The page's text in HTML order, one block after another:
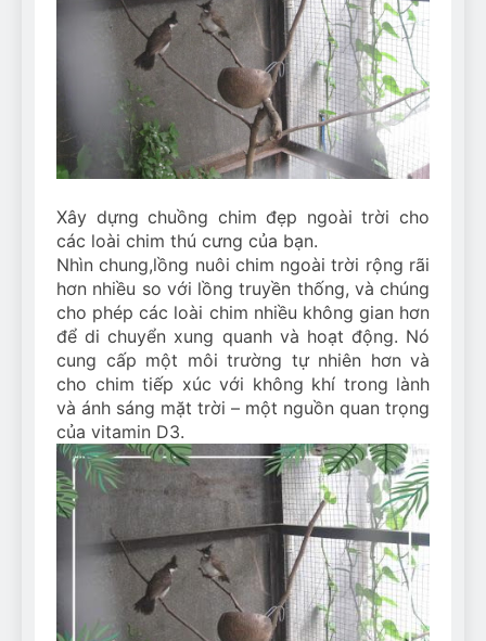
Can Bulldogs Play Fetch?
And How to Train Them!
7 Năm Ago
How Often Do I Need to
Groom My Bulldog
7 Năm Ago
Xây dựng chuồng chim đẹp ngoài trời cho
các loài chim thú cưng của bạn.
Nhìn chung,lồng nuôi chim ngoài trời rộng rãi
hơn nhiều so với lồng truyền thống, và chúng
cho phép các loài chim nhiều không gian hơn
để di chuyển xung quanh và hoạt động. Nó
cung cấp một môi trường tự nhiên hơn và
cho chim tiếp xúc với không khí trong lành
và ánh sáng mặt trời – một nguồn quan trọng
của vitamin D3.